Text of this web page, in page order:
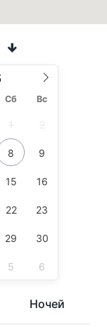
Сб Вс
1 2
8 9
15 16
22 23
29 30
5 6
Ночей